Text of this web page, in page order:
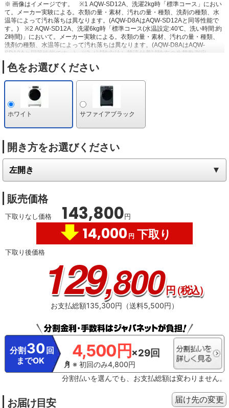
※ 画像はイメージです。
※1 AQW-SD12A、洗濯2kg時「標準コース」におい
て。メーカー実験による。衣類の量・素材、汚れの量・種類、洗剤の種類、水
温等によって汚れ落ちは異なります。(AQW-D8AはAQW-SD12Aと同等性能で
す。)
※2 AQW-SD12A、洗濯6kg時「標準コース(水温設定:40℃、洗い時間:約
2時間)」において。メーカー実験による。衣類の量・素材、汚れの量・種類、
洗剤の種類、水温等によって汚れ落ちは異なります。(AQW-D8AはAQW-
SD12Aと同等性能です。)
※3［試験方法］菌液付着試験布の生菌数測定。
［除菌方法］加温高温水による。［対象部分］ドラム内衣類。［試験結果］菌
の減少率99％以上。
※4 AQW-D8A、洗濯3.5kg時「標準コース」後の吊り干
衣類の量・素材、一緒に乾燥するものの種類によって仕上がりは異なります。
※5 ［試験方法］ドラム内および外槽に取り付けた菌液付着プレートの生菌数測
定。［除菌方法］カビケア槽自動おそうじによる。［対象部分］ドラム内およ
び外槽。［結果］菌減少率99％以上。
※6 購入時はオフ設定。設定時は使用
水量が約3L増えます。「乾燥」「脱水～乾燥」および、「おしゃれ着」コース
では、カビケア槽自動おそうじは行いません。
※7 乾燥フィルターは内蔵と補
す。
※8 AQW-D8A洗濯～乾燥4.5kg、1日1回運転時。衣類の量・素材等によ
り、糸くず等の量は異なります。メーカー調べ。
色をお選びください
ホワイト サファイアブラック
開き方をお選びください
販売価格
下取りなし価格 143,800円
14,000 円 下取り
下取り後価格 129,800円（税込）
お支払総額135,300円（送料5,500円）
分割 30 回
までOK
4,500円×29回
※ 初回のみ4,800円
分割払いを選んでも、お支払総額は変わりません。
お届け目安 届け先の変更